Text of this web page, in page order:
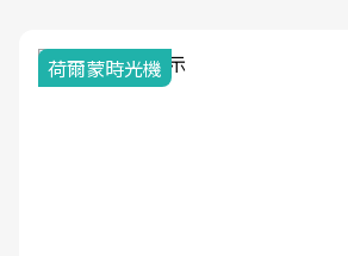
荷爾蒙時光機